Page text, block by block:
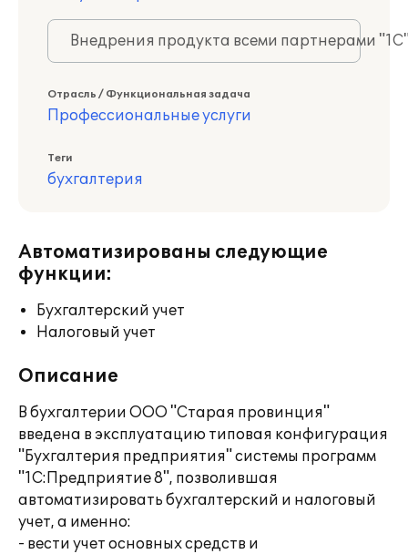
Внедрения продукта всеми партнерами
Отрасль / Функциональная задача
Профессиональные услуги
Теги
бухгалтерия
Автоматизированы следующие
функции:
Бухгалтерский учет
Налоговый учет
Описание
В бухгалтерии ООО "Старая провинция"
введена в эксплуатацию типовая конфигурация
"Бухгалтерия предприятия" системы программ
"1С:Предприятие 8", позволившая
автоматизировать бухгалтерский и налоговый
учет, а именно:
- вести учет основных средств и